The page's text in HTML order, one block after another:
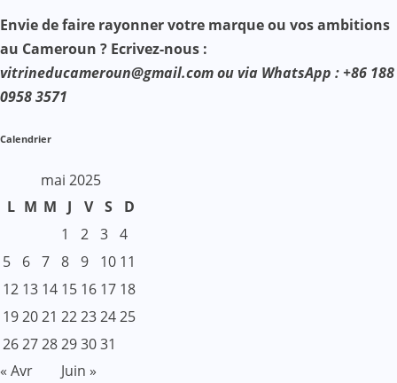
Envie de faire rayonner votre marque ou vos ambitions
au Cameroun ? Ecrivez-nous :
vitrineducameroun@gmail.com ou via WhatsApp : +86 188
0958 3571
Calendrier
mai 2025
L M M J V S
D
1
2 3 4
5
6 7 8 9 10 11
12 13 14 15 16 17 18
192021 22232425
262728293031
« Avr
Juin »